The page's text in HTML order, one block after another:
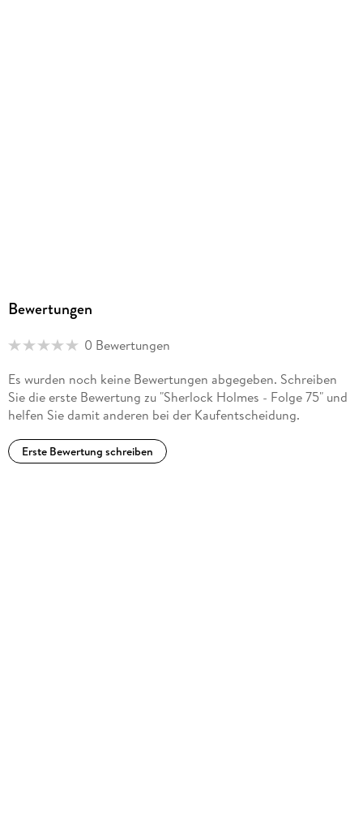
Bewertungen
0 Bewertungen
Es wurden noch keine Bewertungen abgegeben. Schreiben
Sie die erste Bewertung zu "Sherlock Holmes - Folge 75" und
helfen Sie damit anderen bei der Kaufentscheidung.
Erste Bewertung schreiben